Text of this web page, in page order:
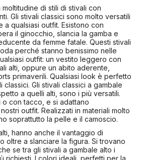
di stili di stivali con
Gli stivali classici sono molto versatili
a qualsiasi outfit. Esistono con
il ginocchio, slancia la gamba e
da femme fatale. Questi stivali
perché stanno benissimo nelle
outfit: un vestito leggero con
alti, oppure un abito aderente,
primaverili. Qualsiasi look è perfetto
Gli stivali classici a gambale
a quelli alti, sono i più versatili.
con tacco, e si adattano
outfit. Realizzati in materiali molto
soprattutto la pelle e il camoscio.
hanno anche il vantaggio di
oltre a slanciare la figura. Si trovano
se tra gli stivali a gambale alto i